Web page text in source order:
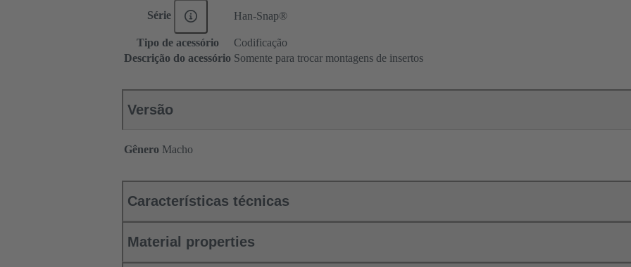
Série Han-Snap®
Tipo de acessório
Codificação
Descrição do acessório Somente para trocar montagens de insertos
Versão
Gênero Macho
Características técnicas
Material properties